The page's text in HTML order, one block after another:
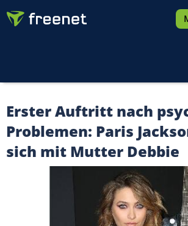
Erster Auftritt nach
Problemen: Paris
sich mit Mutter Debbie